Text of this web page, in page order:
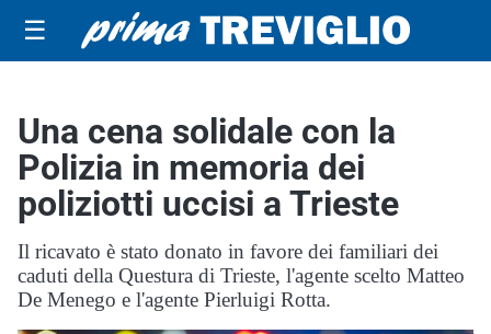
☰
Una cena solidale con la
Polizia in memoria dei
poliziotti uccisi a Trieste
Il ricavato è stato donato in favore dei familiari dei
caduti della Questura di Trieste, l'agente scelto Matteo
De Menego e l'agente Pierluigi Rotta.